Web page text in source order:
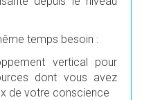
temps besoin :
vertical pour
dont vous avez
de votre conscience